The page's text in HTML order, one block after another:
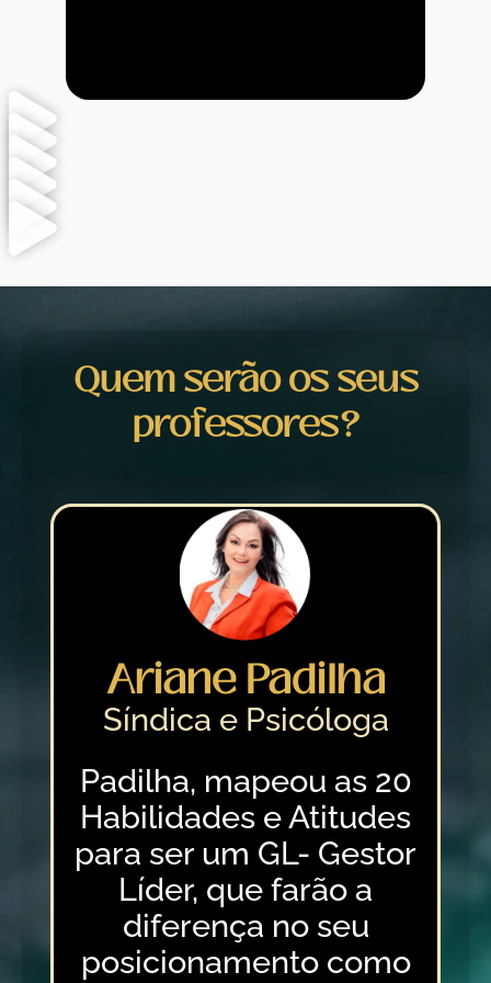
Quem serão os seus
professores?
Ariane Padilha
Síndica e Psicóloga
Padilha, mapeou as 20
Habilidades e Atitudes
para ser um GL- Gestor
Líder, que farão a
diferença no seu
posicionamento como